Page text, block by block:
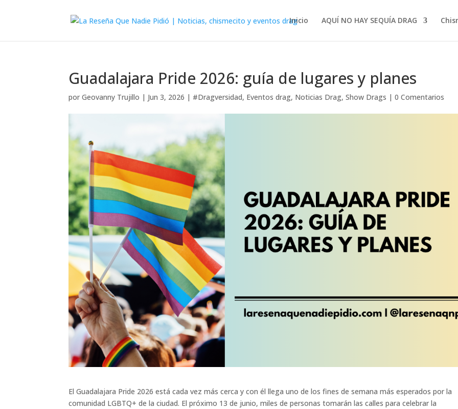
Inicio AQUÍ NO HAY SEQUÍA DRAG
Guadalajara Pride 2026: guía de lugares y planes
porGeovanny Trujillo | Jun 3, 2026 | #Dragversidad, Eventos drag, Noticias Drag,Show Drags |0 Comentarios
El Guadalajara Pride 2026 está cada vez más cerca y con él llega uno de los fines de semana más esperados por la
comunidad LGBTQ+ de la ciudad. El próximo 13 de junio, miles de personas tomarán las calles para celebrar la